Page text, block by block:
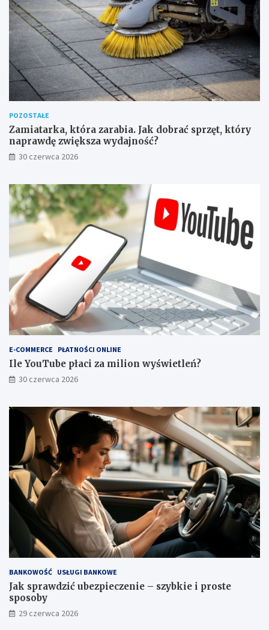
POZOSTAŁE
Zamiatarka, która zarabia. Jak dobrać sprzęt, który
naprawdę zwiększa wydajność?
30 czerwca 2026
E-COMMERCE PŁATNOŚCI ONLINE
Ile YouTube płaci za milion wyświetleń?
30 czerwca 2026
BANKOWOŚĆ USŁUGI BANKOWE
Jak sprawdzić ubezpieczenie – szybkie i proste
sposoby
29 czerwca 2026